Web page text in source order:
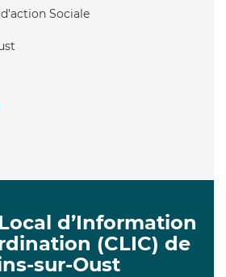
Sociale
d’Information
(CLIC) de
sur-Oust